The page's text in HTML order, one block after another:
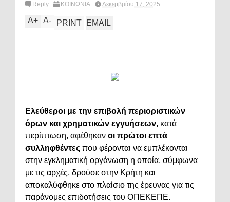
Reply ΚΟΙΝΩΝΙΑ Δεκεμβρίου 17, 2025
A+ A- PRINT EMAIL
Ελεύθεροι με την επιβολή περιοριστικών
όρων και χρηματικών εγγυήσεων, κατά
περίπτωση, αφέθηκαν οι πρώτοι επτά
συλληφθέντες που φέρονται να εμπλέκονται
στην εγκληματική οργάνωση η οποία, σύμφωνα
με τις αρχές, δρούσε στην Κρήτη και
αποκαλύφθηκε στο πλαίσιο της έρευνας για τις
παράνομες επιδοτήσεις του ΟΠΕΚΕΠΕ.